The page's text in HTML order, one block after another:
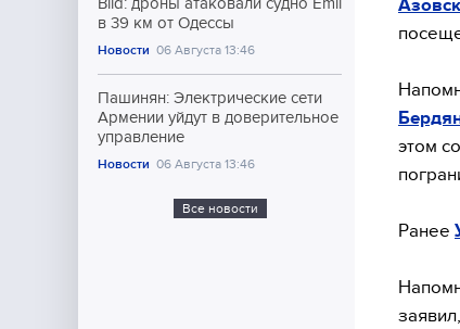
в 39 км от Одессы
Новости 06 Августа 13:46
Пашинян: Электрические сети
Армении уйдут в доверительное
управление
Новости 06 Августа 13:46
Все новости
этом
Ранее